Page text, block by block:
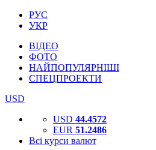
РУС
УКР
ВІДЕО
ФОТО
НАЙПОПУЛЯРНІШІ
СПЕЦПРОЕКТИ
USD
USD 44.4572
EUR 51.2486
Всі курси валют